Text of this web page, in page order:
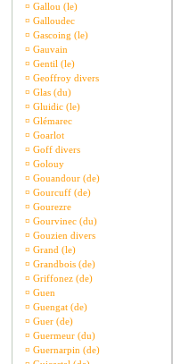
¤ Gallou (le)
¤ Galloudec
¤ Gascoing (le)
¤ Gauvain
¤ Gentil (le)
¤ Geoffroy divers
¤ Glas (du)
¤ Gluidic (le)
¤ Glémarec
¤ Goarlot
¤ Goff divers
¤ Golouy
¤ Gouandour (de)
¤ Gourcuff (de)
¤ Gourezre
¤ Gourvinec (du)
¤ Gouzien divers
¤ Grand (le)
¤ Grandbois (de)
¤ Griffonez (de)
¤ Guen
¤ Guengat (de)
¤ Guer (de)
¤ Guermeur (du)
¤ Guernarpin (de)